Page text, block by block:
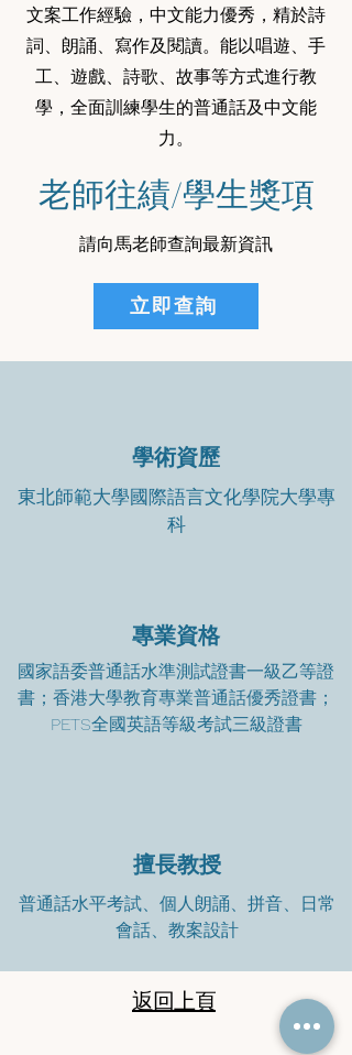
文案工作經驗，中文能力優秀，精於詩
詞、朗誦、寫作及閱讀。能以唱遊、手
工、遊戲、詩歌、故事等方式進行教
學，全面訓練學生的普通話及中文能
力。
老師往績/學生獎項
請向馬老師查詢最新資訊
立即查詢
學術資歷
東北師範大學國際語言文化學院大學專
科
專業資格
國家語委普通話水準測試證書一級乙等證
書；香港大學教育專業普通話優秀證書；
PETS全國英語等級考試三級證書
擅長教授
普通話水平考試、個人朗誦、拼音、日常
會話、教案設計
返回上頁